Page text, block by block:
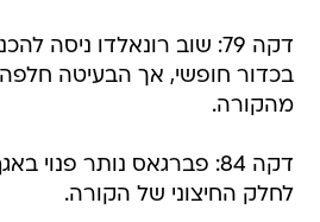
דקה 79: שוב רונאלדו ניסה
בכדור חופשי, אך הבעיטה
מהקורה.
דקה 84: פברגאס נותר פנוי
לחלק החיצוני של הקורה.